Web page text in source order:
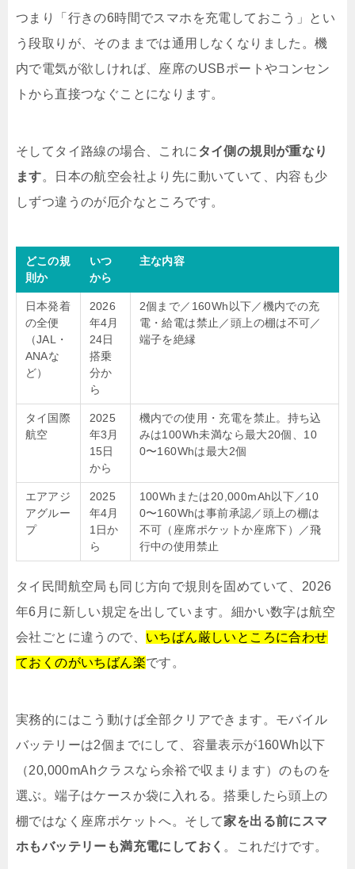
つまり「行きの6時間でスマホを充電しておこう」とい
う段取りが、そのままでは通用しなくなりました。機
内で電気が欲しければ、座席のUSBポートやコンセン
トから直接つなぐことになります。
そしてタイ路線の場合、これに タイ側の規則が重なり
ます。日本の航空会社より先に動いていて、内容も少
しずつ違うのが厄介なところです。
どこの規
則か
いつ
から
主な内容
日本発着
の全便
（JAL・
ANAな
ど）
2026
年4月
24日
搭乗
分か
ら
2個まで／160Wh以下／機内での充
電・給電は禁止／頭上の棚は不可／
端子を絶縁
タイ国際
航空
2025
年3月
15日
から
機内での使用・充電を禁止。持ち込
みは100Wh未満なら最大20個、10
0〜160Whは最大2個
エアアジ
アグルー
プ
2025
年4月
1日か
ら
100Whまたは20,000mAh以下／10
0〜160Whは事前承認／頭上の棚は
不可（座席ポケットか座席下）／飛
行中の使用禁止
タイ民間航空局も同じ方向で規則を固めていて、2026
年6月に新しい規定を出しています。細かい数字は航空
会社ごとに違うので、 いちばん厳しいところに合わせ
ておくのがいちばん楽です。
実務的にはこう動けば全部クリアできます。モバイル
バッテリーは2個までにして、容量表示が160Wh以下
（20,000mAhクラスなら余裕で収まります）のものを
選ぶ。端子はケースか袋に入れる。搭乗したら頭上の
棚ではなく座席ポケットへ。そして家を出る前にスマ
ホもバッテリーも満充電にしておく 。これだけです。